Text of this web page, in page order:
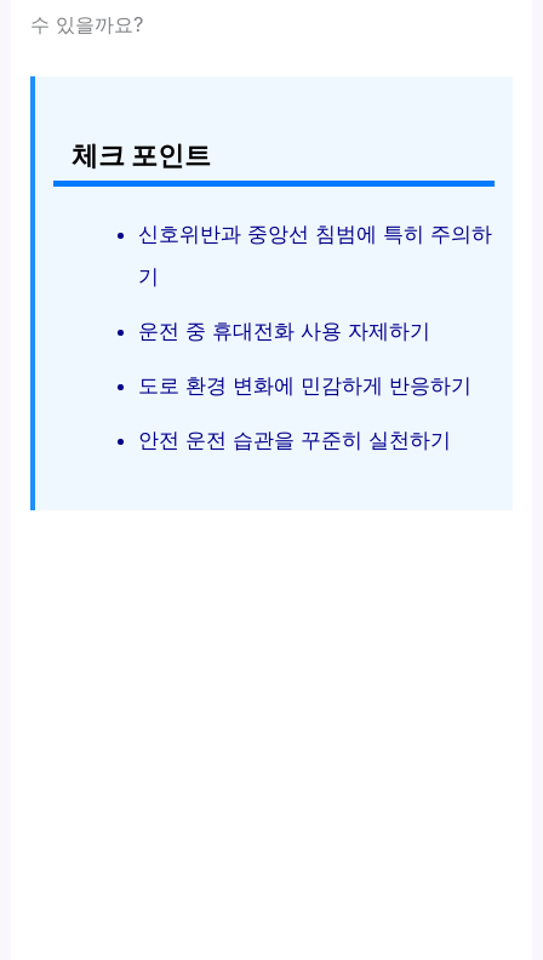
수 있을까요?
체크 포인트
신호위반과 중앙선 침범에 특히 주의하
기
운전 중 휴대전화 사용 자제하기
도로 환경 변화에 민감하게 반응하기
안전 운전 습관을 꾸준히 실천하기